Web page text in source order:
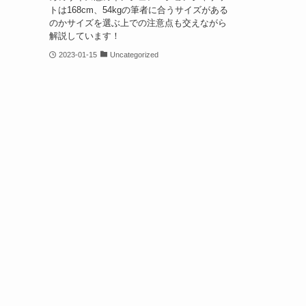
トは168cm、54kgの筆者に合うサイズがある
のかサイズを選ぶ上での注意点も交えながら
解説しています！
2023-01-15 Uncategorized